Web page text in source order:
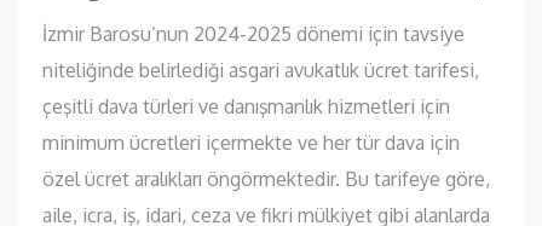
İzmir Barosu’nun 2024-2025 dönemi için tavsiye
niteliğinde belirlediği asgari avukatlık ücret tarifesi,
çeşitli dava türleri ve danışmanlık hizmetleri için
minimum ücretleri içermekte ve her tür dava için
özel ücret aralıkları öngörmektedir. Bu tarifeye göre,
aile, icra, iş, idari, ceza ve fikri mülkiyet gibi alanlarda